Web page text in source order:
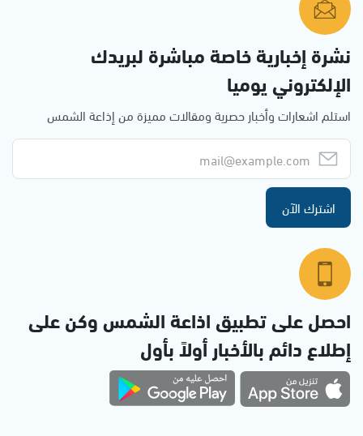
نشرة إخبارية خاصة مباشرة لبريدك
الإلكتروني يوميا
استلم اشعارات وأخبار حصرية ومقالات مميزة من إذاعة الشمس
اشترك الآن
احصل على تطبيق اذاعة الشمس وكن على
إطلاع دائم بالأخبار أولاً بأول